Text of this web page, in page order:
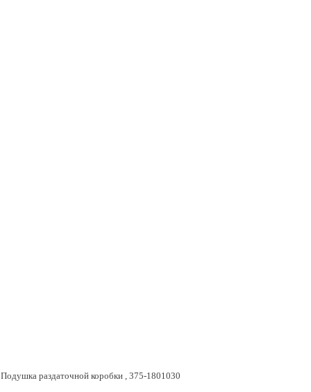
Подушка раздаточной коробки , 375-1801030